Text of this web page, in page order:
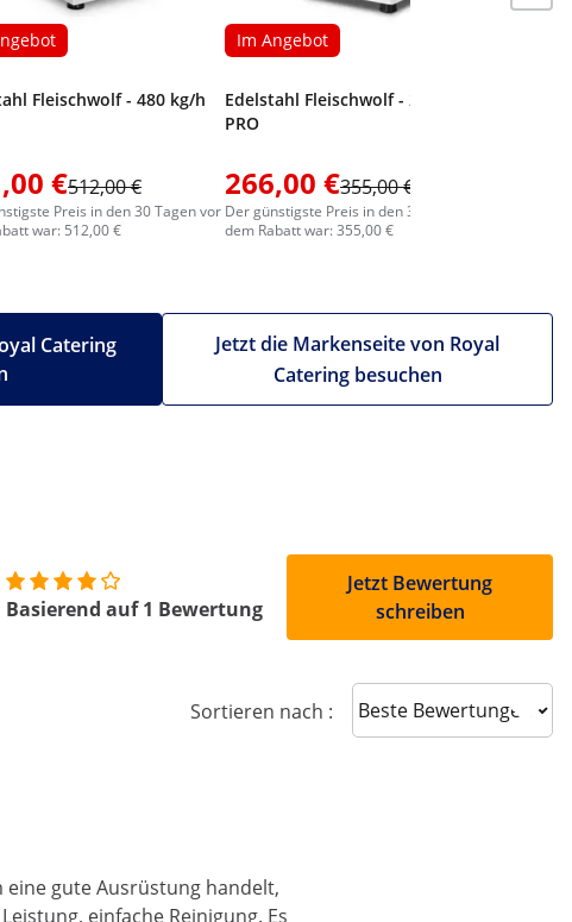
Fleischwolf - 480 kg/h
€512,00 €
Preis in den 30 Tagen vor
war: 512,00 €
Im Angebot
Edelstahl Fleischwolf - 200 kg/h -
PRO
266,00 €355,00 €
Der günstigste Preis in den 30 Tagen vor
dem Rabatt war: 355,00 €
Jetzt die Markenseite von Royal
Catering besuchen
Catering
Basierend auf 1 Bewertung
Jetzt Bewertung
schreiben
Sortieren nach : Sort reviews
eine gute Ausrüstung handelt,
einfache Reinigung. Es